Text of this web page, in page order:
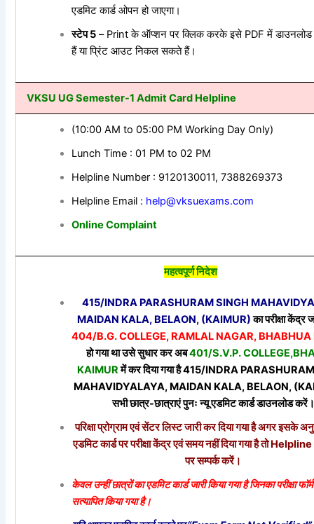
एडमिट कार्ड ओपन हो जाएगा।
स्टेप 5– Print के ऑप्शन पर क्लिक करके इसे PDF में
हैं या प्रिंट आउट निकल सकते हैं।
VKSU UG Semester-1 Admit Card Helpline
(10:00 AM to 05:00 PM Working Day Only)
Lunch Time : 01 PM to 02 PM
Helpline Number : 9120130011, 7388269373
Helpline Email : help@vksuexams.com
Online Complaint
महत्वपूर्ण निदेश
415/INDRA PARASHURAM SINGH
MAIDAN KALA, BELAON, (KAIMUR)का परीक्षा केंद्र
404/B.G. COLLEGE, RAMLAL NAGAR, BHABHUA
हो गया था उसे सुधार कर अब401/S.V.P.
KAIMURमें कर दिया गया है 415/INDRA
MAHAVIDYALAYA, MAIDAN KALA, BELAON,
सभी छात्र-छात्राएं पुनः न्यू एडमिट कार्ड डाउनलोड करें।
परिक्षा प्रोग्राम एवं सेंटर लिस्ट जारी कर दिया गया है अगर इसके
एडमिट कार्ड पर परीक्षा केंद्र एवं समय नहीं दिया गया है तो
पर सम्पर्क करें।
केवल उन्हीं छात्रों का एडमिट कार्ड जारी किया गया है जिनका परीक्षा
सत्यापित किया गया है।